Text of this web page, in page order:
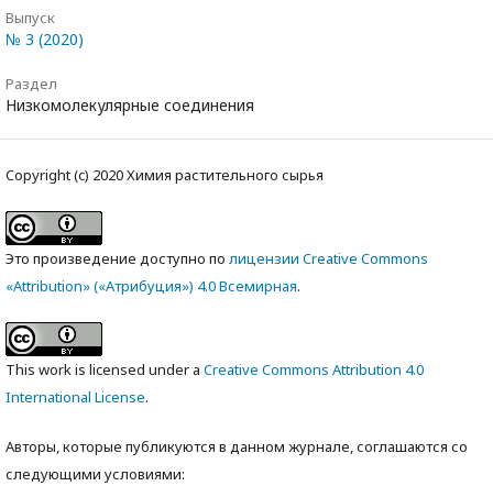
Выпуск
№ 3 (2020)
Раздел
Низкомолекулярные соединения
Copyright (c) 2020 Химия растительного сырья
Это произведение доступно по лицензии Creative Commons
«Attribution» («Атрибуция») 4.0 Всемирная.
This work is licensed under a Creative Commons Attribution 4.0
International License.
Авторы, которые публикуются в данном журнале, соглашаются со
следующими условиями: